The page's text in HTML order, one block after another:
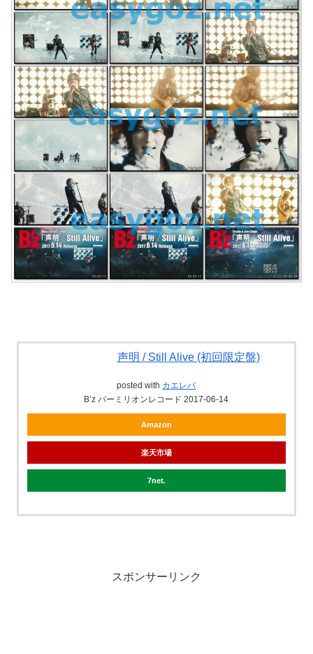
声明 / Still Alive (初回限定盤)
posted with カエレバ
B’z バーミリオンレコード 2017-06-14
Amazon
楽天市場
7net
スポンサーリンク